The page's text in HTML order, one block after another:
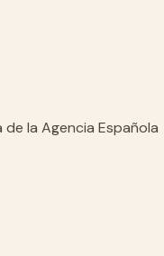
la Agencia Española